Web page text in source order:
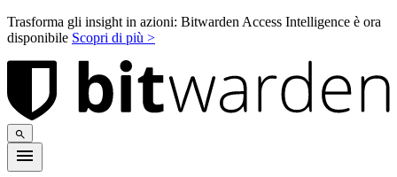
Trasforma gli insight in azioni: Bitwarden Access Intelligence è ora
disponibile Scopri di più >